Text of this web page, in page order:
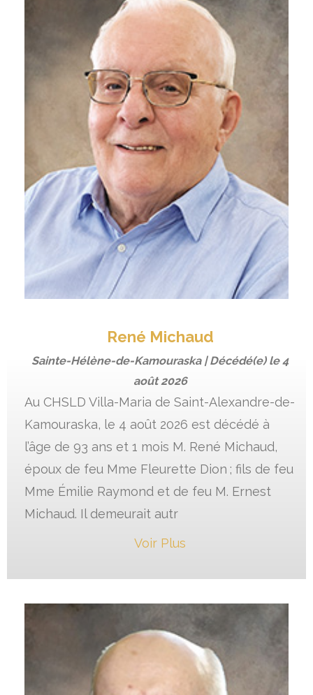
René Michaud
Sainte-Hélène-de-Kamouraska | Décédé(e) le4
août 2026
Au CHSLD Villa-Maria de Saint-Alexandre-de-
Kamouraska, le 4 août 2026 est décédé à
l’âge de 93 ans et 1 mois M. René Michaud,
époux de feu Mme Fleurette Dion ; fils de feu
Mme Émilie Raymond et de feu M. Ernest
Michaud. Il demeurait autr
Voir Plus